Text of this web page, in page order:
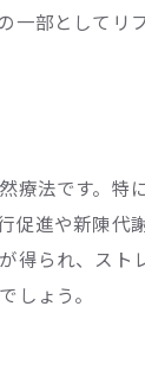
部として
療法です。
進や新陳
られ、ス
しょう。